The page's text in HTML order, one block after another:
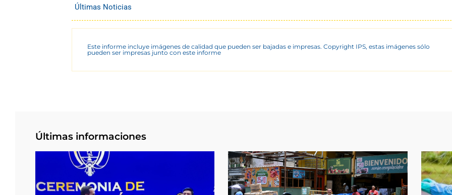
Últimas Noticias
Este informe incluye imágenes de calidad que pueden ser bajadas e impresas. Copyright IPS, estas imágenes sólo
pueden ser impresas junto con este informe
Últimas informaciones